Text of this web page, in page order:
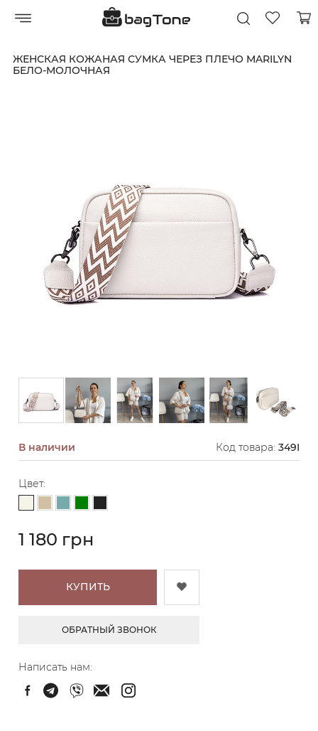
ЖЕНСКАЯ КОЖАНАЯ СУМКА ЧЕРЕЗ ПЛЕЧО MARILYN
БЕЛО-МОЛОЧНАЯ
В наличии Код товара: 349I
Цвет:
1 180 грн
КУПИТЬ
ОБРАТНЫЙ ЗВОНОК
Написать нам: